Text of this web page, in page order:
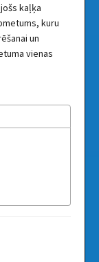
kaļķa
kuru
un
vienas